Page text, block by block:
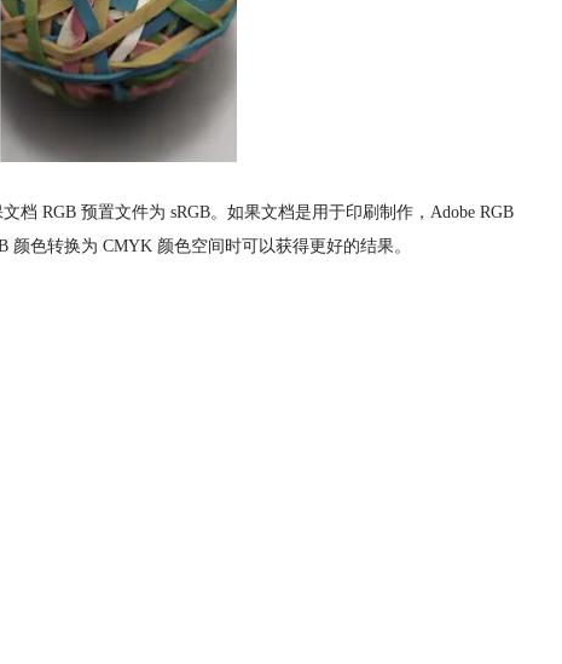
RGB 预置文件为 sRGB。如果文档是用于印刷制作，Adobe RGB
色转换为 CMYK 颜色空间时可以获得更好的结果。